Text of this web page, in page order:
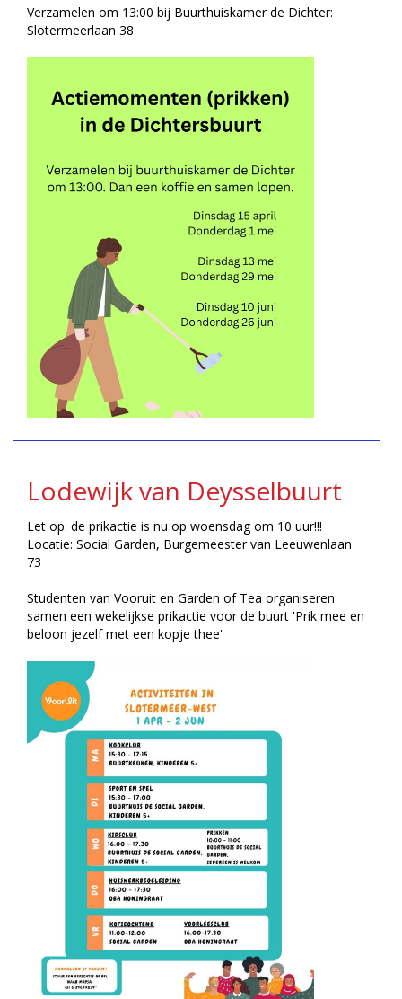
Verzamelen om 13:00 bij Buurthuiskamer de Dichter:
Slotermeerlaan 38
Lodewijk van Deysselbuurt
Let op: de prikactie is nu op woensdag om 10 uur!!!
Locatie: Social Garden, Burgemeester van Leeuwenlaan
73
Studenten van Vooruit en Garden of Tea organiseren
samen een wekelijkse prikactie voor de buurt 'Prik mee en
beloon jezelf met een kopje thee'